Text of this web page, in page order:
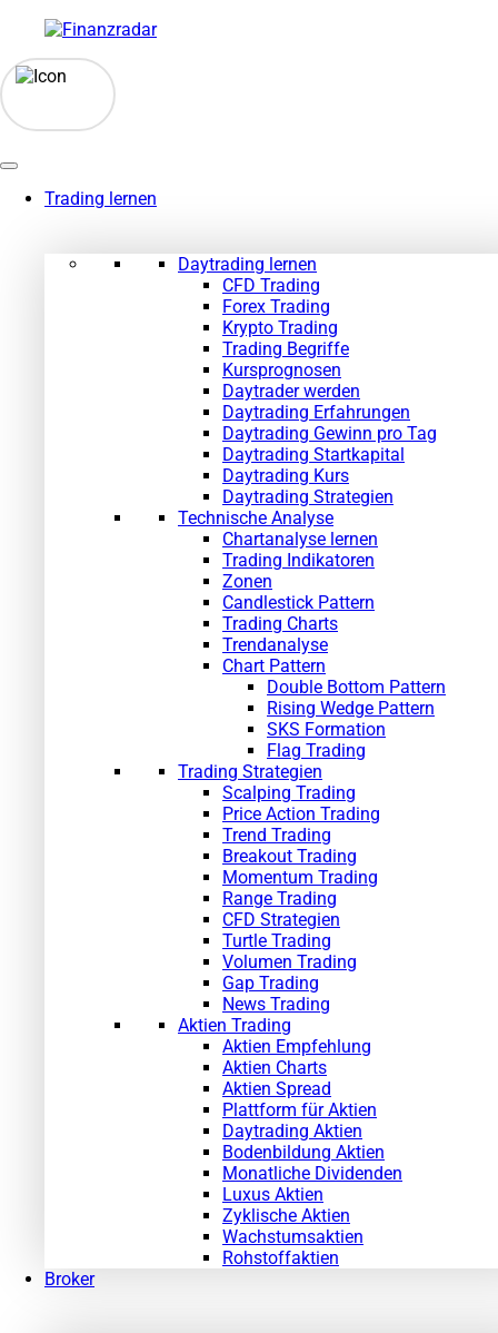
springen
Trading lernen
Daytrading lernen
CFD Trading
Forex Trading
Krypto Trading
Trading Begriffe
Kursprognosen
Daytrader werden
Daytrading Erfahrungen
Daytrading Gewinn pro Tag
Daytrading Startkapital
Daytrading Kurs
Daytrading Strategien
Technische Analyse
Chartanalyse lernen
Trading Indikatoren
Zonen
Candlestick Pattern
Trading Charts
Trendanalyse
Chart Pattern
Double Bottom Pattern
Rising Wedge Pattern
SKS Formation
Flag Trading
Trading Strategien
Scalping Trading
Price Action Trading
Trend Trading
Breakout Trading
Momentum Trading
Range Trading
CFD Strategien
Turtle Trading
Volumen Trading
Gap Trading
News Trading
Aktien Trading
Aktien Empfehlung
Aktien Charts
Aktien Spread
Plattform für Aktien
Daytrading Aktien
Bodenbildung Aktien
Monatliche Dividenden
Luxus Aktien
Zyklische Aktien
Wachstumsaktien
Rohstoffaktien
Broker